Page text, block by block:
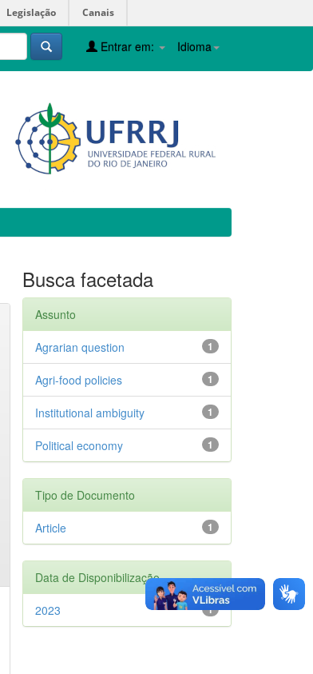
Legislação Canais
Idioma
Entrar em:
Busca facetada
Assunto
1
Agrarian question
1
Agri-food policies
1
Institutional ambiguity
1
Political economy
Tipo de Documento
1
Article
Data de Disponibilização
1
2023